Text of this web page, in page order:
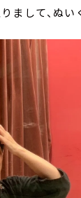
まして、ぬい